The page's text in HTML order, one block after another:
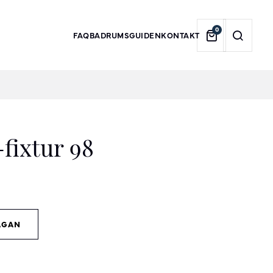
FAQBADRUMSGUIDENKONTAKT
0
fixtur 98